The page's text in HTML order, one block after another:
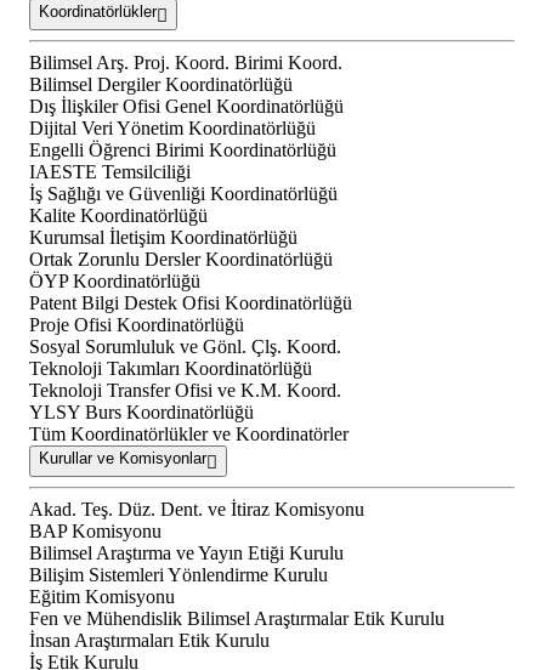
Koordinatörlükler
Bilimsel Arş. Proj. Koord. Birimi Koord.
Bilimsel Dergiler Koordinatörlüğü
Dış İlişkiler Ofisi Genel Koordinatörlüğü
Dijital Veri Yönetim Koordinatörlüğü
Engelli Öğrenci Birimi Koordinatörlüğü
IAESTE Temsilciliği
İş Sağlığı ve Güvenliği Koordinatörlüğü
Kalite Koordinatörlüğü
Kurumsal İletişim Koordinatörlüğü
Ortak Zorunlu Dersler Koordinatörlüğü
ÖYP Koordinatörlüğü
Patent Bilgi Destek Ofisi Koordinatörlüğü
Proje Ofisi Koordinatörlüğü
Sosyal Sorumluluk ve Gönl. Çlş. Koord.
Teknoloji Takımları Koordinatörlüğü
Teknoloji Transfer Ofisi ve K.M. Koord.
YLSY Burs Koordinatörlüğü
Tüm Koordinatörlükler ve Koordinatörler
Kurullar ve Komisyonlar
Akad. Teş. Düz. Dent. ve İtiraz Komisyonu
BAP Komisyonu
Bilimsel Araştırma ve Yayın Etiği Kurulu
Bilişim Sistemleri Yönlendirme Kurulu
Eğitim Komisyonu
Fen ve Mühendislik Bilimsel Araştırmalar Etik Kurulu
İnsan Araştırmaları Etik Kurulu
İş Etik Kurulu